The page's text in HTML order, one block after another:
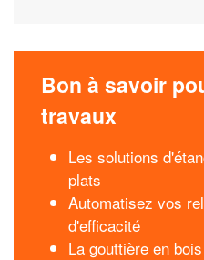
Bon à savoir
travaux
Les solutions
plats
Automatisez vos
d'efficacité
La gouttière en